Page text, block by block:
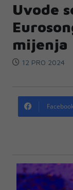
Uvode
mijenja
12 PRO 2024